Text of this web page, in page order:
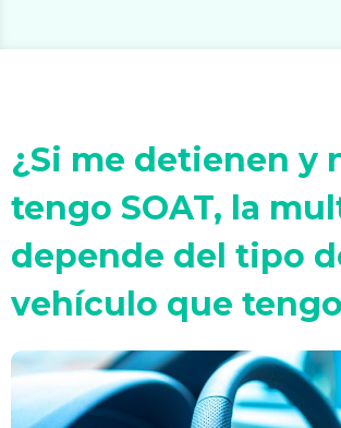
¿Si me detienen y
tengo SOAT, la
depende del tipo
vehículo que